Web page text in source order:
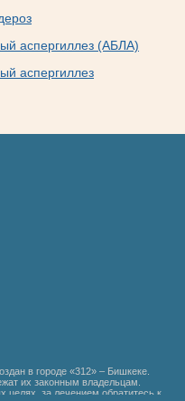
аспергиллез (АБЛА)
аспергиллез
в городе «312» – Бишкеке.
их законным владельцам.
целях, за лечением обратитесь к